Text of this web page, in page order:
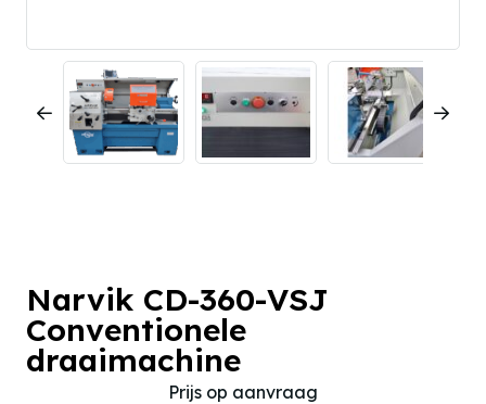
Narvik CD-360-VSJ
Conventionele
draaimachine
Prijs op aanvraag